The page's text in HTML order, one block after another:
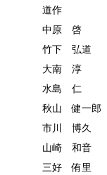
道作
中原 啓
竹下 弘道
大南 淳
水島 仁
秋山 健一郎
市川 博久
山崎 和音
三好 侑里